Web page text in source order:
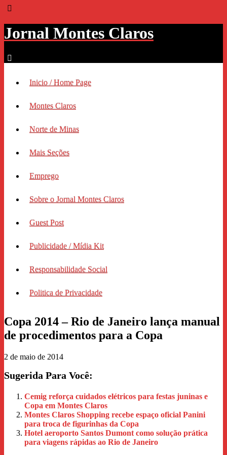
Jornal Montes Claros
Inicio / Home Page
Montes Claros
Norte de Minas
Mais Seções
Emprego
Sobre o Jornal Montes Claros
Guest Post
Publicidade / Mídia Kit
Responsabilidade Social
Politica de Privacidade
Copa 2014 – Rio de Janeiro lança manual
de procedimentos para a Copa
2 de maio de 2014
Sugerida Para Você:
Cemig reforça cuidados elétricos para festas juninas e
Copa em Montes Claros
Montes Claros Shopping recebe espaço oficial Panini
para troca de figurinhas da Copa
Hotel aeroporto Santos Dumont como solução prática
para viagens rápidas ao Rio de Janeiro